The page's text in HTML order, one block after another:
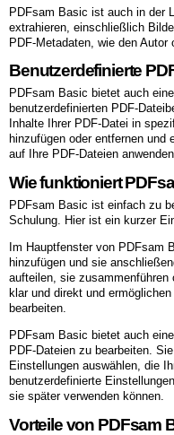
PDFsam Basic ist auch in der
extrahieren, einschließlich
PDF-Metadaten, wie den Autor
Benutzerdefinierte
PDFsam Basic bietet auch
benutzerdefinierten PDF-
Inhalte Ihrer PDF-Datei in
hinzufügen oder entfernen
auf Ihre PDF-Dateien
Wie funktioniert
PDFsam Basic ist einfach zu
Schulung. Hier ist ein kurzer
Im Hauptfenster von PDFsam
hinzufügen und sie
aufteilen, sie zusammenführen
klar und direkt und
bearbeiten.
PDFsam Basic bietet auch
PDF-Dateien zu bearbeiten.
Einstellungen auswählen, die
benutzerdefinierte
sie später verwenden können.
Vorteile von PDFsam